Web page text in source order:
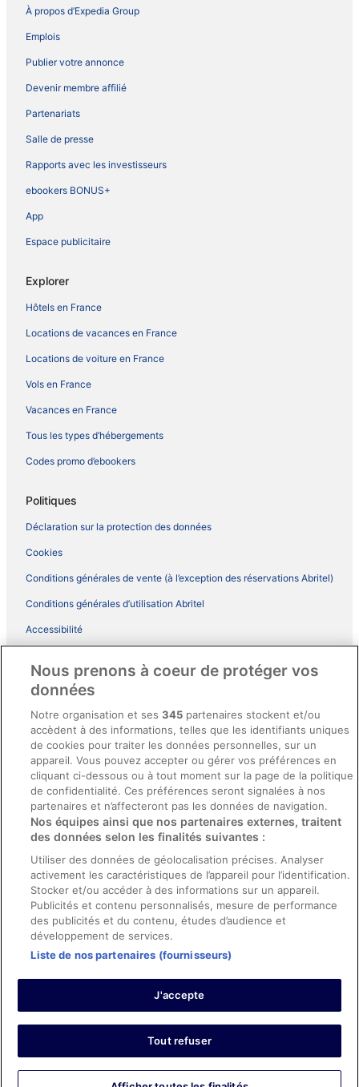
À propos d’Expedia Group
Emplois
Publier votre annonce
Devenir membre affilié
Partenariats
Salle de presse
Rapports avec les investisseurs
ebookers BONUS+
App
Espace publicitaire
Explorer
Hôtels en France
Locations de vacances en France
Locations de voiture en France
Vols en France
Vacances en France
Tous les types d’hébergements
Codes promo d’ebookers
Politiques
Déclaration sur la protection des données
Cookies
Conditions générales de vente (à l’exception des réservations Abritel)
Conditions générales d’utilisation Abritel
Accessibilité
Conditions générales du programme BONUS+ d’ebookers
Directives de contenu et signalement de contenus
Aide
Soutien
Annuler votre réservation d’hôtel ou de propriété de vacances
Échéances de remboursement
Utiliser un coupon ebookers
Electron, CartaSi, Carte Bleue, PayPal et Eurocard.
© 2026 Expedia, Inc., une entreprise d’Expedia Group. Tous droits
réservés. ebookers et le logo ebookers sont des marques
commerciales ou des marques déposées d’Expedia, Inc.
Nous prenons à coeur de protéger vos
données
Notre organisation et ses345 partenaires stockent et/ou
accèdent à des informations, telles que les identifiants uniques
de cookies pour traiter les données personnelles, sur un
appareil. Vous pouvez accepter ou gérer vos préférences en
cliquant ci-dessous ou à tout moment sur la page de la politique
de confidentialité. Ces préférences seront signalées à nos
partenaires et n’affecteront pas les données de navigation.
Nos équipes ainsi que nos partenaires externes, traitent
des données selon les finalités suivantes :
Utiliser des données de géolocalisation précises. Analyser
activement les caractéristiques de l’appareil pour l’identification.
Stocker et/ou accéder à des informations sur un appareil.
Publicités et contenu personnalisés, mesure de performance
des publicités et du contenu, études d’audience et
développement de services.
Liste de nos partenaires (fournisseurs)
J'accepte
Tout refuser